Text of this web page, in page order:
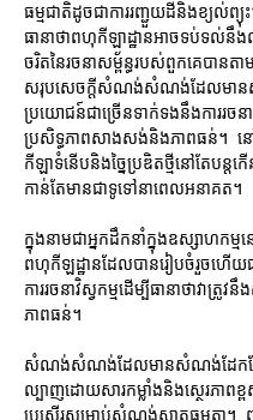
ធម្មជាតិដូចជាការរញ្ជួយដីនិងខ្យល់ព្យុ
ធានាថាពហុកីឡាដ្ឋានអាចទប់ទល់នឹង
ចរិតនៃរចនាសម្ព័ន្ធរបស់ពួកគេបានត
សរុបសេចក្ដីសំណង់សំណង់ដែលមានសំណឹ
ប្រយោជន៍ជាច្រើនទាក់ទងនឹងការរចនា
ប្រសិទ្ធភាពសាងសង់និងភាពធន់។ ន
កីឡាទំនើបនិងច្នៃប្រឌិតថ្មីនៅតែបន្
កាន់តែមានជាទូទៅនាពេលអនាគត។
ក្នុងនាមជាអ្នកដឹកនាំក្នុងឧស្សាហកម្
ពហុកីឡដ្ឋានដែលបានរៀបចំរួចហើយជ
ការរចនាវិស្វកម្មដើម្បីធានាថាវាត្រូ
ភាពធន់។
សំណង់សំណង់ដែលមានសំណង់ដែកថែប
ល្បាញដោយសារកម្លាំងនិងស្ថេរភាពខ្
ប្រសើរសម្រាប់សំណង់ស្តាតធម្មតា។